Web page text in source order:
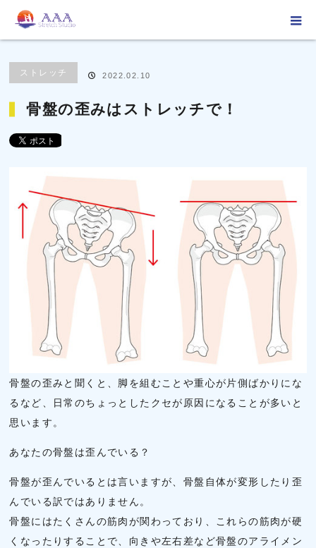
ブログ
ストレッチ 2022.02.10
骨盤の歪みはストレッチで！
骨盤の歪みと聞くと、脚を組むことや重心が片側ばかりにな
るなど、日常のちょっとしたクセが原因になることが多いと
思います。
あなたの骨盤は歪んでいる？
骨盤が歪んでいるとは言いますが、骨盤自体が変形したり歪
んでいる訳ではありません。
骨盤にはたくさんの筋肉が関わっており、これらの筋肉が硬
くなったりすることで、向きや左右差など骨盤のアライメン